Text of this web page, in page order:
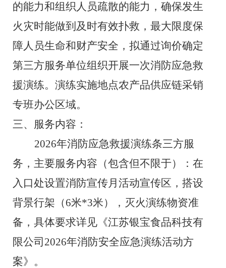
的能力和组织人员疏散的能力，确保发生
火灾时能做到及时有效扑救，最大限度保
障人员生命和财产安全，拟通过询价确定
第三方服务单位组织开展一次消防应急救
援演练。 演练实施地点农产品供应链采销
专班办公区域。
三、服务内容：
2026年消防应急救援演练条三方服
务，主要服务内容 （包含但不限于） ： 在
入口处设置消防宣传月活动宣传区，搭设
背景行架（6米*3米），灭火演练物资准
备 ， 具体要求详见《江苏银宝食品科技有
限公司 2026年消防安全应急演练活动方
案》。